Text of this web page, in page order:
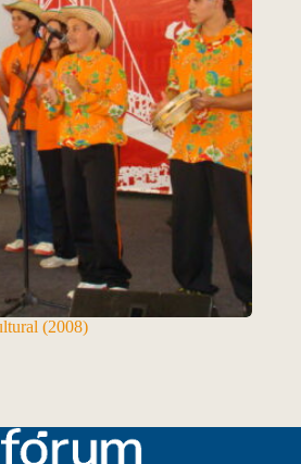
(2008)